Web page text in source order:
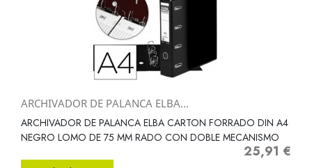
ARCHIVADOR DE PALANCA ELBA...
ARCHIVADOR DE PALANCA ELBA CARTON FORRADO DIN A4
NEGRO LOMO DE 75 MM RADO CON DOBLE MECANISMO
Precio
25,91 €